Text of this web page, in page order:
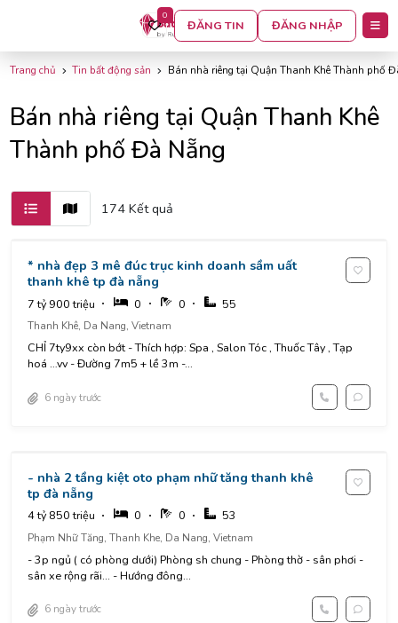
0
ĐĂNG TIN ĐĂNG NHẬP
Trang chủ Tin bất động sản Bán nhà riêng tại Quận Thanh Khê Thành phố
Bán nhà riêng tại Quận Thanh Khê
Thành phố Đà Nẵng
174 Kết quả
* nhà đẹp 3 mê đúc trục kinh doanh sầm uất
thanh khê tp đà nẵng
7 tỷ 900 triệu 0 0 55
Thanh Khê, Da Nang, Vietnam
CHỈ 7ty9xx còn bớt - Thích hợp: Spa , Salon Tóc , Thuốc Tây , Tạp
hoá …vv - Đường 7m5 + lề 3m -...
6 ngày trước
- nhà 2 tầng kiệt oto phạm nhữ tăng thanh khê
tp đà nẵng
4 tỷ 850 triệu 0 0 53
Phạm Nhữ Tăng, Thanh Khe, Da Nang, Vietnam
- 3p ngủ ( có phòng dưới) Phòng sh chung - Phòng thờ - sân phơi -
sân xe rộng rãi... - Hướng đông...
6 ngày trước